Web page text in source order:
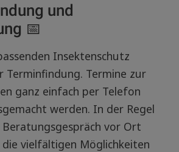
und
📅
Insektenschutz
Terminfindung. Termine zur
ganz einfach per Telefon
werden. In der Regel
vor Ort
vielfältigen Möglichkeiten